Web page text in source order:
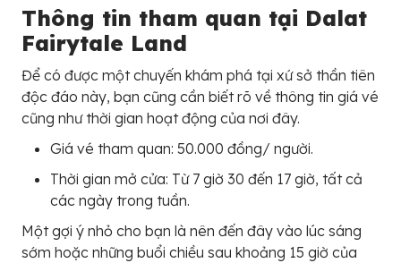
Thông tin tham quan tại Dalat
Fairytale Land
Để có được một chuyến khám phá tại xứ sở thần tiên
độc đáo này, bạn cũng cần biết rõ về thông tin giá vé
cũng như thời gian hoạt động của nơi đây.
Giá vé tham quan: 50.000 đồng/ người.
Thời gian mở cửa: Từ 7 giờ 30 đến 17 giờ, tất cả
các ngày trong tuần.
Một gợi ý nhỏ cho bạn là nên đến đây vào lúc sáng
sớm hoặc những buổi chiều sau khoảng 15 giờ của